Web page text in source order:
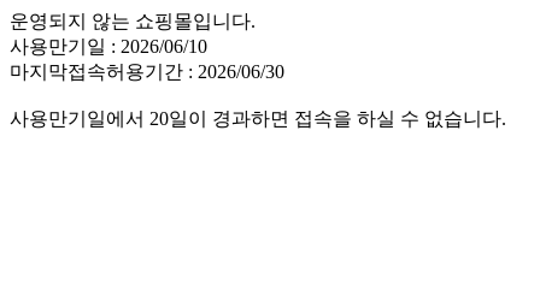
운영되지 않는 쇼핑몰입니다.
사용만기일 : 2026/06/10
마지막접속허용기간 : 2026/06/30
사용만기일에서 20일이 경과하면 접속을 하실 수 없습니다.